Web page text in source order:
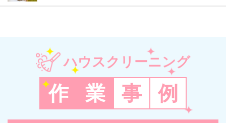
ハウスクリーニング
作 業 事 例